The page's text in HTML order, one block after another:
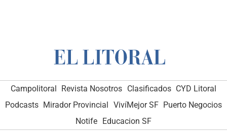
Campolitoral Revista Nosotros Clasificados CYD Litoral
Podcasts Mirador Provincial VivíMejor SF Puerto Negocios
Notife
Educacion SF